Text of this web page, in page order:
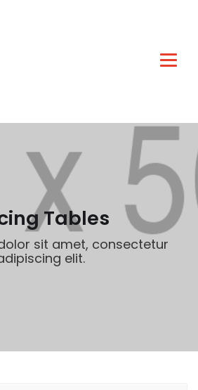
Tables
sit amet, consectetur
elit.